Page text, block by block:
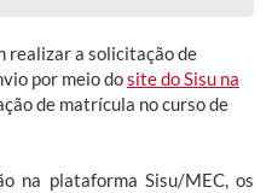
realizar a solicitação de
por meio dosite do Sisu na
de matrícula no curso de
na plataforma Sisu/MEC, os